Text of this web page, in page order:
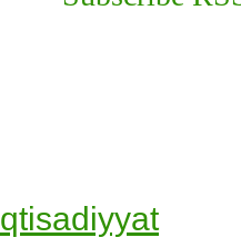
qtisadiyyat